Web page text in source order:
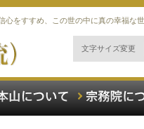
をすすめ、この世の中に真の幸福な
文字サイズ変更